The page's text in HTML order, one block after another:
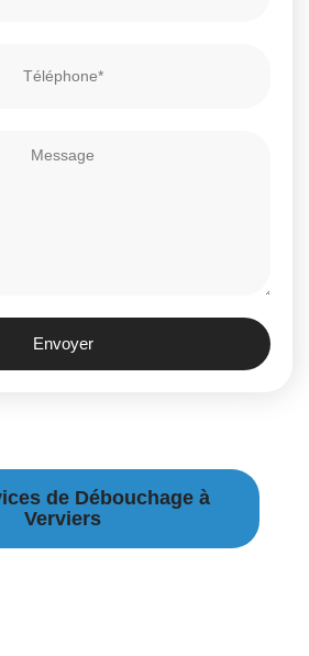
Envoyer
de Débouchage à
Verviers